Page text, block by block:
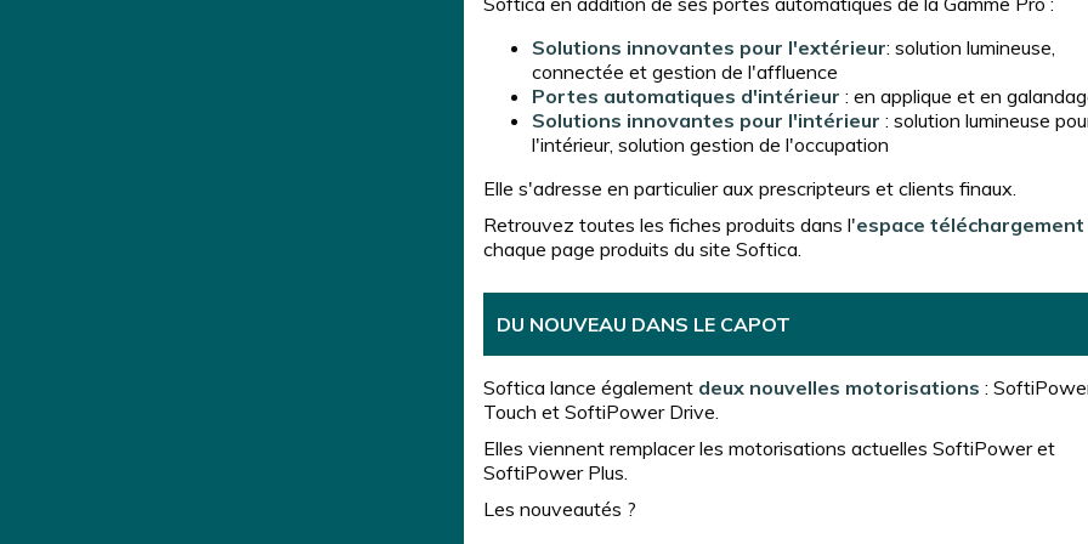
Solutions innovantes pour l'extérieur: solution lumineuse,
connectée et gestion de l'affluence
Portes automatiques d'intérieur : en applique et en
Solutions innovantes pour l'intérieur : solution lumineuse
l'intérieur, solution gestion de l'occupation
Elle s'adresse en particulier aux prescripteurs et clients finaux.
Retrouvez toutes les fiches produits dans l'espace téléchargement
chaque page produits du site Softica.
DU NOUVEAU DANS LE CAPOT
Softica lance également deux nouvelles motorisations :
Touch et SoftiPower Drive.
Elles viennent remplacer les motorisations actuelles SoftiPower et
SoftiPower Plus.
Les nouveautés ?